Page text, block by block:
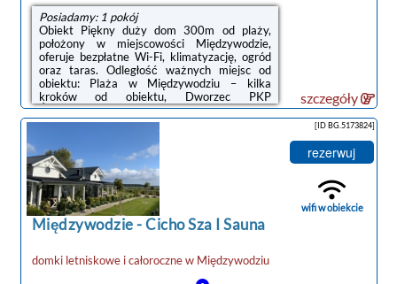
Posiadamy: 1 pokój
Obiekt Piękny duży dom 300m od plaży,
położony w miejscowości Międzywodzie,
oferuje bezpłatne Wi-Fi, klimatyzację, ogród
oraz taras. Odległość ważnych miejsc od
obiektu: Plaża w Międzywodziu – kilka
kroków od obiektu, Dworzec PKP
Świnoujście – 36 km. Oferta domu
wakacyjnego obejmuje bezpłatny prywatny
wakacyjnym z 3 sypialniami zapewniono
salon z telewizorem z płaskim ekranem z
dostępem do kanałów satelitarnych, kuchnię z
pełnym wyposażeniem, a także kilka łazienek
(2) z prysznicem.Obiekt dysponuje placem
zabaw. Na miejscu ...
szczegóły
Międzywodzie-Cicho Sza I Sauna
domki letniskowe i całorocznew Międzywodziu
[ID BG.5173824]
rezerwuj
wifi w obiekcie